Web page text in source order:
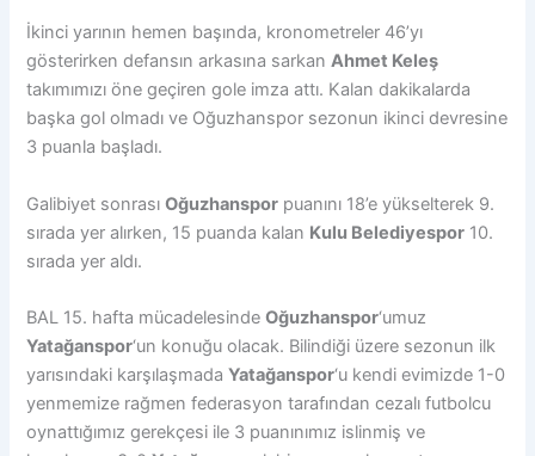
İkinci yarının hemen başında, kronometreler 46’yı
gösterirken defansın arkasına sarkanAhmet Keleş
takımımızı öne geçiren gole imza attı. Kalan dakikalarda
başka gol olmadı ve Oğuzhanspor sezonun ikinci devresine
3 puanla başladı.
Galibiyet sonrasıOğuzhanspor puanını 18’e yükselterek 9.
sırada yer alırken, 15 puanda kalan Kulu Belediyespor 10.
sırada yer aldı.
BAL 15. hafta mücadelesindeOğuzhanspor‘umuz
Yatağanspor‘un konuğu olacak. Bilindiği üzere sezonun ilk
yarısındaki karşılaşmadaYatağanspor‘u kendi evimizde 1-0
yenmemize rağmen federasyon tarafından cezalı futbolcu
oynattığımız gerekçesi ile 3 puanınımız islinmiş ve